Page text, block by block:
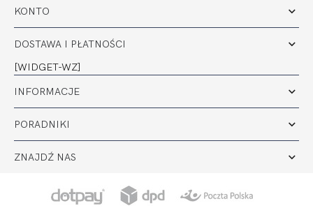
KONTO
DOSTAWA I PŁATNOŚCI
[WIDGET-WZ]
INFORMACJE
PORADNIKI
ZNAJDŹ NAS